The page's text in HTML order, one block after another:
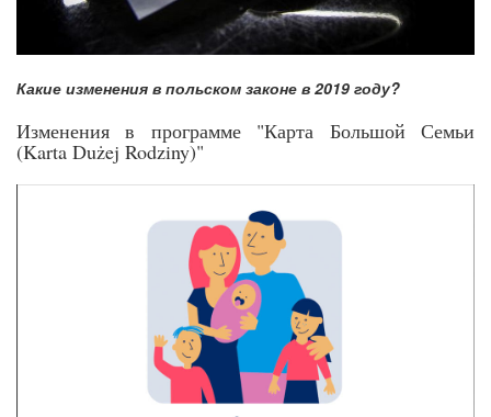
Какие изменения в польском законе в 2019 году?
Изменения в программе "Карта Большой Семьи
(Karta Dużej Rodziny)"